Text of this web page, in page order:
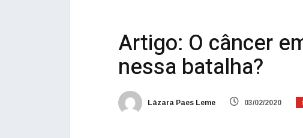
Artigo: O câncer
nessa batalha?
Lázara Paes Leme 03/02/2020